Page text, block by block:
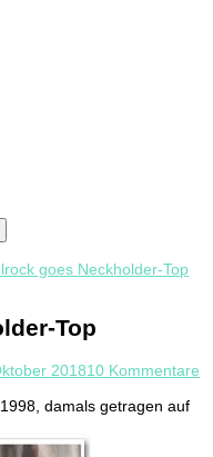
goes Neckholder-Top
Top
201810 Kommentare
damals getragen auf